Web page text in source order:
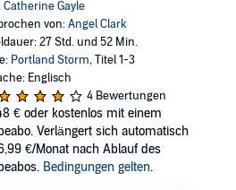
Catherine Gayle
von:Angel Clark
27 Std. und 52 Min.
Portland Storm, Titel 1-3
Englisch
4 Bewertungen
€ oder kostenlos mit einem
Verlängert sich automatisch
€/Monat nach Ablauf des
Bedingungen gelten.